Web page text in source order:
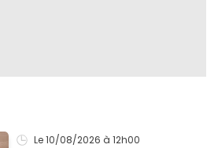
Le 10/08/2026 à 12h00